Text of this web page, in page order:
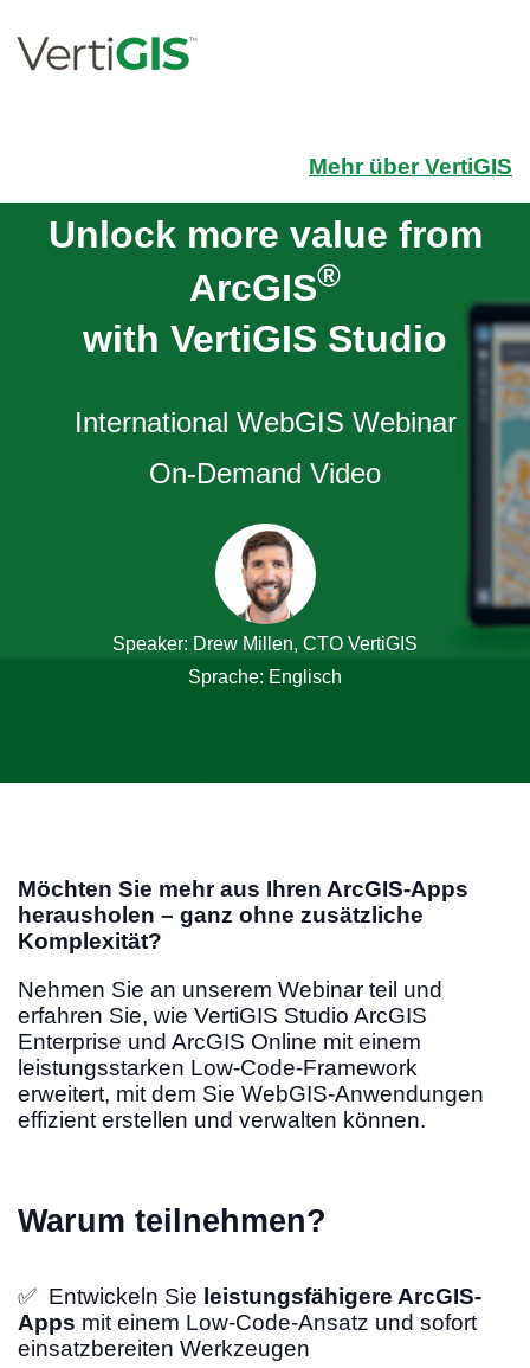
Mehr über VertiGIS
Unlock more value from
ArcGIS®
with VertiGIS Studio
International WebGIS Webinar
On-Demand Video
Speaker: Drew Millen, CTO VertiGIS
Sprache: Englisch
Möchten Sie mehr aus Ihren ArcGIS-Apps
herausholen – ganz ohne zusätzliche
Komplexität?
Nehmen Sie an unserem Webinar teil und
erfahren Sie, wie VertiGIS Studio ArcGIS
Enterprise und ArcGIS Online mit einem
leistungsstarken Low-Code-Framework
erweitert, mit dem Sie WebGIS-Anwendungen
effizient erstellen und verwalten können.
Warum teilnehmen?
✅ Entwickeln Sie leistungsfähigere ArcGIS-
Apps mit einem Low-Code-Ansatz und sofort
einsatzbereiten Werkzeugen